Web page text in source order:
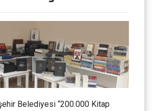
Belediyesi “200.000 Kitap